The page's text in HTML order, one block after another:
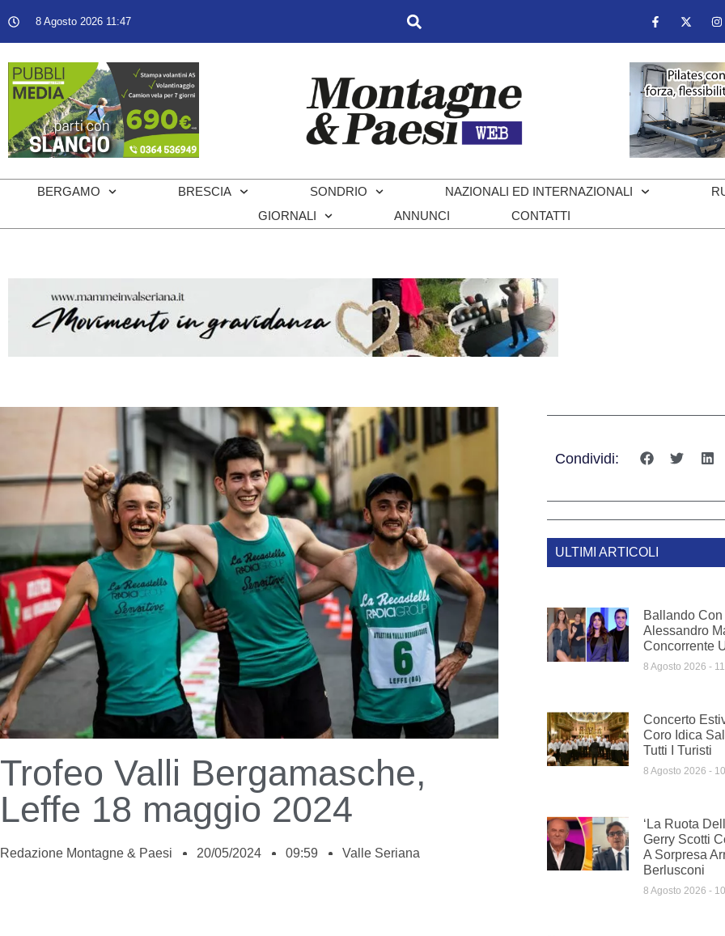
8 Agosto 2026 11:47
BERGAMO BRESCIA SONDRIO NAZIONALI ED INTERNAZIONALI
GIORNALI
ANNUNCI CONTATTI
Trofeo Valli Bergamasche,
Leffe 18 maggio 2024
Redazione Montagne & Paesi 20/05/2024 09:59 Valle Seriana
Condividi:
ULTIMI ARTICOLI
Ballando
Alessandro
Concorrente
8 Agosto 2026
Concerto
Coro Idica
Tutti I Turisti
8 Agosto 2026
‘La Ruota
Gerry Scotti
A Sorpresa
Berlusconi
8 Agosto 2026